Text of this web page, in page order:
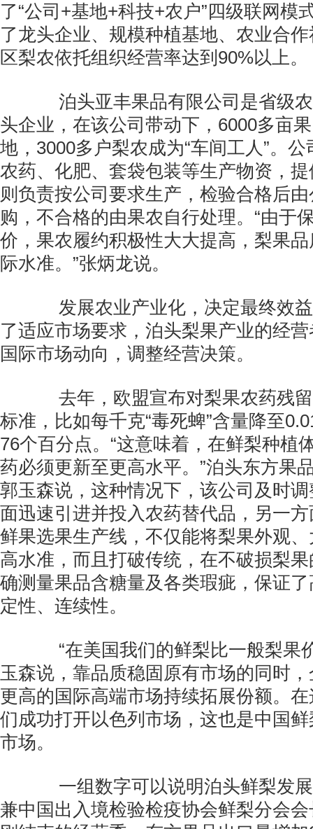
了“公司+基地+科技+农户”四级联网模
了龙头企业、规模种植基地、农业合
区梨农依托组织经营率达到90%以上。
泊头亚丰果品有限公司是省级农
头企业，在该公司带动下，6000多亩
地，3000多户梨农成为“车间工人”。
农药、化肥、套袋包装等生产物资，
则负责按公司要求生产，检验合格后
购，不合格的由果农自行处理。“由于
价，果农履约积极性大大提高，梨果
际水准。”张炳龙说。
发展农业产业化，决定最终效益
了适应市场要求，泊头梨果产业的经
国际市场动向，调整经营决策。
去年，欧盟宣布对梨果农药残留
标准，比如每千克“毒死蜱”含量降至
76个百分点。“这意味着，在鲜梨种植
药必须更新至更高水平。”泊头东方果
郭玉森说，这种情况下，该公司及时
面迅速引进并投入农药替代品，另一
鲜果选果生产线，不仅能将梨果外观
高水准，而且打破传统，在不破损梨
确测量果品含糖量及各类瑕疵，保证
定性、连续性。
“在美国我们的鲜梨比一般梨果
玉森说，靠品质稳固原有市场的同时
更高的国际高端市场持续拓展份额。
们成功打开以色列市场，这也是中国
市场。
一组数字可以说明泊头鲜梨发展
兼中国出入境检验检疫协会鲜梨分会